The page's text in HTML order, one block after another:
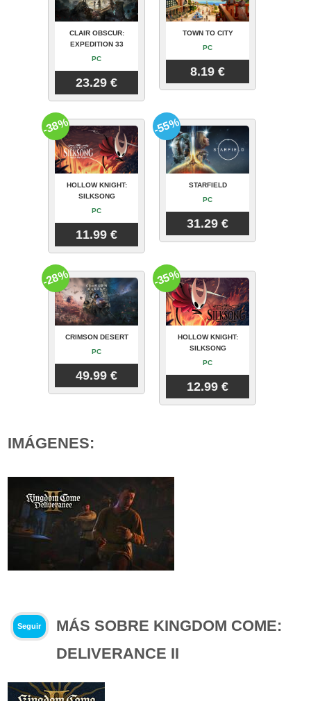
CLAIR OBSCUR:
EXPEDITION 33
PC
23.29 €
TOWN TO CITY
PC
8.19 €
HOLLOW KNIGHT:
SILKSONG
PC
11.99 €
-38%
STARFIELD
PC
31.29 €
-55%
CRIMSON DESERT
PC
49.99 €
-28%
HOLLOW KNIGHT:
SILKSONG
PC
12.99 €
-35%
IMÁGENES:
Seguir
MÁS SOBRE KINGDOM COME:
DELIVERANCE II